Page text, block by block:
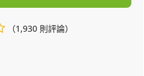
（1,930 則評論）